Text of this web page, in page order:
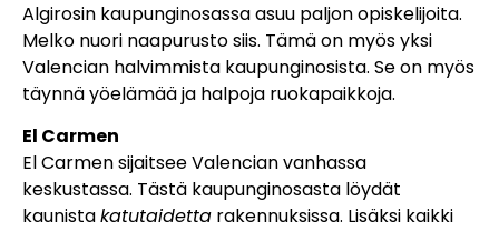
Algirosin kaupunginosassa asuu paljon opiskelijoita.
Melko nuori naapurusto siis. Tämä on myös yksi
Valencian halvimmista kaupunginosista. Se on myös
täynnä yöelämää ja halpoja ruokapaikkoja.
El Carmen
El Carmen sijaitsee Valencian vanhassa
keskustassa. Tästä kaupunginosasta löydät
kaunistakatutaidetta rakennuksissa. Lisäksi kaikki